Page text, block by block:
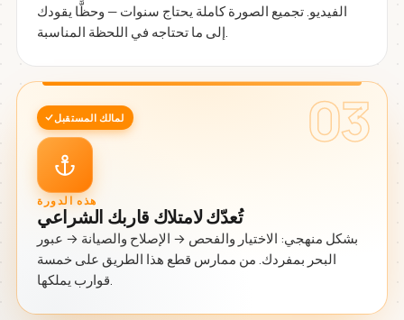
الفيديو. تجميع الصورة كاملة يحتاج سنوات — وحظًّا يقودك
03 لمالك المستقبل
هذه الدورة
تُعدّك لامتلاك قاربك الشراعي
بشكل منهجي: الاختيار والفحص → الإصلاح والصيانة → عبور
البحر بمفردك. من ممارس قطع هذا الطريق على خمسة